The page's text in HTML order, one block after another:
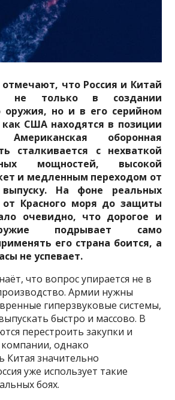
что Россия и Китай
не только в создании
оружия, но и в его серийном
как США находятся в позиции
Американская оборонная
сталкивается с нехваткой
мощностей, высокой
и медленным переходом от
На фоне реальных
Красного моря до защиты
очевидно, что дорогое и
подрывает само
его страна боится, а
не успевает.
что вопрос упирается не в
Армии нужны
гиперзвуковые системы,
быстро и массово. В
перестроить закупки и
однако
значительно
уже использует такие
боях.